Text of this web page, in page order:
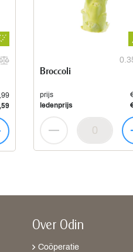
Broccoli
prijs
ledenprijs
Over Odin
Coöperatie